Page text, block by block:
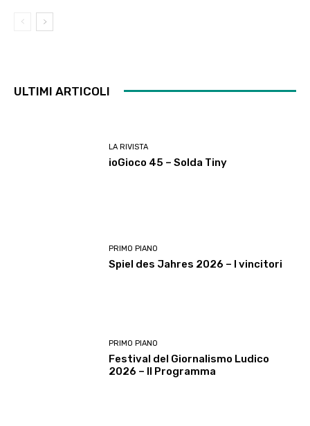
ULTIMI ARTICOLI
LA RIVISTA
ioGioco 45 – Solda Tiny
PRIMO PIANO
Spiel des Jahres 2026 – I vincitori
PRIMO PIANO
Festival del Giornalismo Ludico
2026 – Il Programma